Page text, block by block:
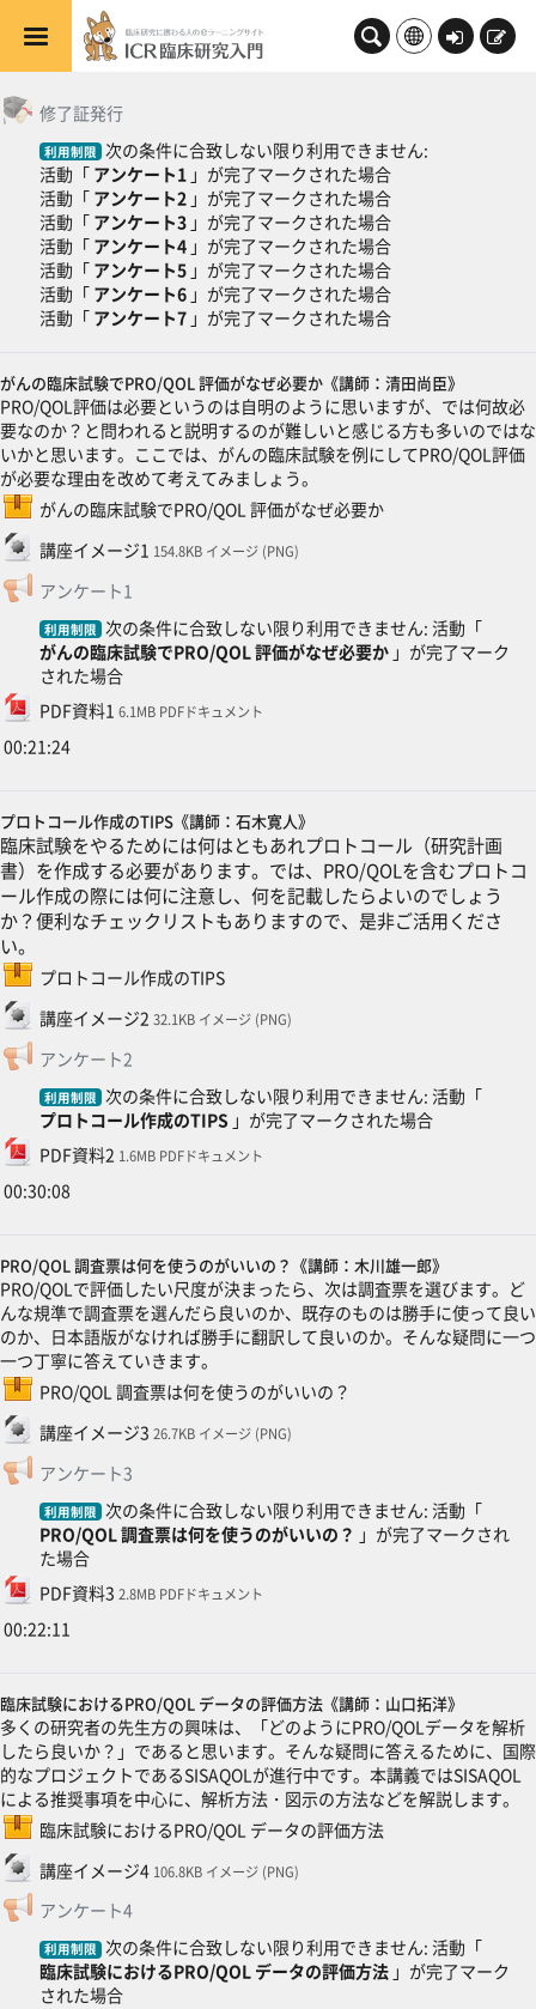
メインコンテンツへスキップする
ロ
新
トピックアウトライン
一般 修了証発行
利用制限 次の条件に合致しない限り利用できません:
活動「 アンケート1 」が完了マークされた場合
活動「 アンケート2 」が完了マークされた場合
活動「 アンケート3」が完了マークされた場合
活動「 アンケート4」が完了マークされた場合
活動「 アンケート5」が完了マークされた場合
活動「 アンケート6」が完了マークされた場合
活動「 アンケート7」が完了マークされた場合
がんの臨床試験でPRO/QOL 評価がなぜ必要か《講師：清田尚臣》
PRO/QOL評価は必要というのは自明のように思いますが、では何故必
要なのか？と問われると説明するのが難しいと感じる方も多いのではな
いかと思います。ここでは、がんの臨床試験を例にしてPRO/QOL評価
が必要な理由を改めて考えてみましょう。
がんの臨床試験でPRO/QOL 評価がなぜ必要かSCORMパッケージ
講座イメージ1ファイル154.8KB イメージ (PNG)
アンケート1
利用制限 次の条件に合致しない限り利用できません: 活動「
がんの臨床試験でPRO/QOL 評価がなぜ必要か」が完了マーク
された場合
PDF資料1
ファイル6.1MB PDFドキュメント
00:21:24
プロトコール作成のTIPS《講師：石木寛人》
臨床試験をやるためには何はともあれプロトコール（研究計画
書）を作成する必要があります。では、PRO/QOLを含むプロトコ
ール作成の際には何に注意し、何を記載したらよいのでしょう
か？便利なチェックリストもありますので、是非ご活用くださ
い。
プロトコール作成のTIPSSCORMパッケージ
講座イメージ2ファイル32.1KB イメージ (PNG)
アンケート2フィードバック
利用制限 次の条件に合致しない限り利用できません: 活動「
プロトコール作成のTIPS」が完了マークされた場合
PDF資料2
ファイル1.6MB PDFドキュメント
00:30:08
PRO/QOL 調査票は何を使うのがいいの？《講師：木川雄一郎》
PRO/QOLで評価したい尺度が決まったら、次は調査票を選びます。ど
んな規準で調査票を選んだら良いのか、既存のものは勝手に使って良い
のか、日本語版がなければ勝手に翻訳して良いのか。そんな疑問に一つ
一つ丁寧に答えていきます。
PRO/QOL 調査票は何を使うのがいいの？SCORMパッケージ
講座イメージ3ファイル26.7KB イメージ (PNG)
アンケート3フィードバック
利用制限 次の条件に合致しない限り利用できません: 活動「
PRO/QOL 調査票は何を使うのがいいの？ 」が完了マークされ
た場合
PDF資料3
ファイル2.8MB PDFドキュメント
00:22:11
臨床試験におけるPRO/QOL データの評価方法《講師：山口拓洋》
多くの研究者の先生方の興味は、「どのようにPRO/QOLデータを解析
したら良いか？」であると思います。そんな疑問に答えるために、国際
的なプロジェクトであるSISAQOLが進行中です。本講義ではSISAQOL
による推奨事項を中心に、解析方法・図示の方法などを解説します。
臨床試験におけるPRO/QOL データの評価方法SCORMパッケージ
講座イメージ4ファイル106.8KB イメージ (PNG)
アンケート4
利用制限 次の条件に合致しない限り利用できません: 活動「
臨床試験におけるPRO/QOL データの評価方法」が完了マーク
された場合